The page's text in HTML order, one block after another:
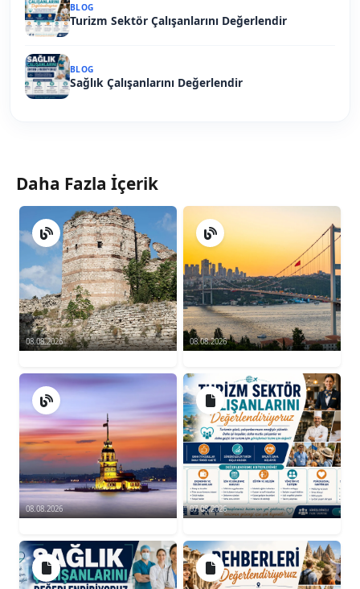
BLOG
Turizm Sektör Çalışanlarını Değerlendir
BLOG
Sağlık Çalışanlarını Değerlendir
Daha Fazla İçerik
08.08.2026 08.08.2026
08.08.2026 07.08.2026